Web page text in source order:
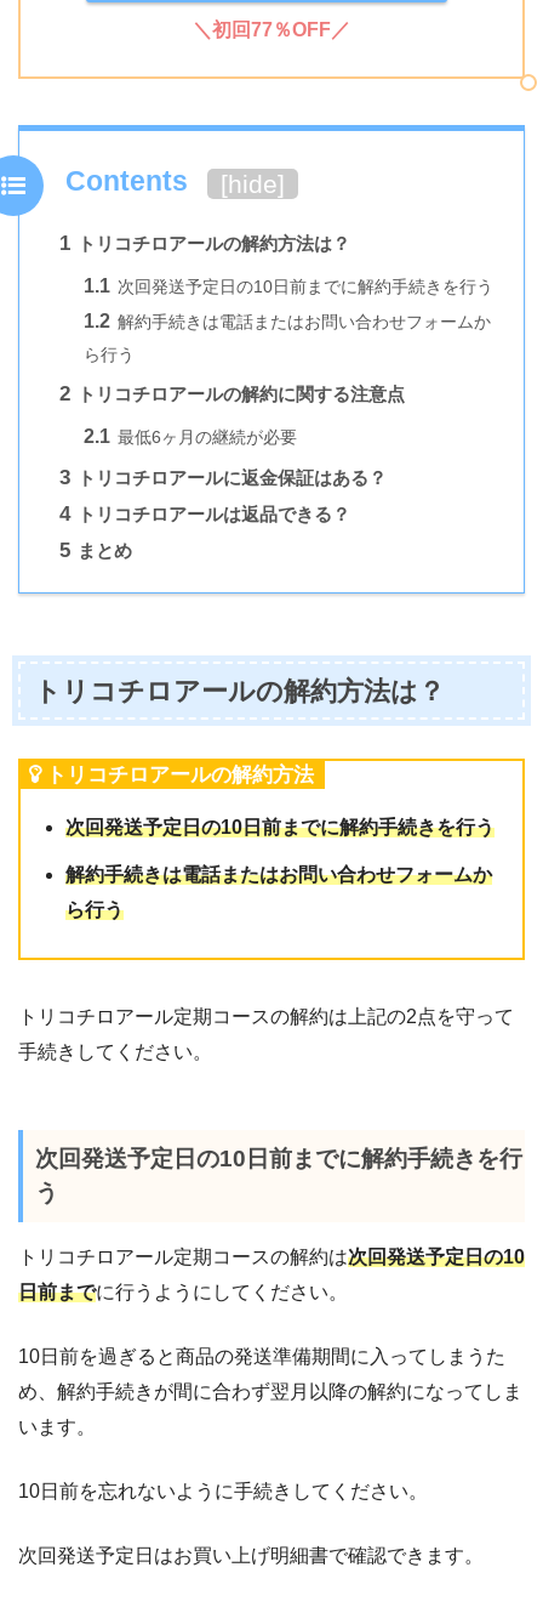
＼初回77％OFF／
Contents [hide]
1 トリコチロアールの解約方法は？
1.1 次回発送予定日の10日前までに解約手続きを行う
1.2 解約手続きは電話またはお問い合わせフォームか
ら行う
2 トリコチロアールの解約に関する注意点
2.1 最低6ヶ月の継続が必要
3 トリコチロアールに返金保証はある？
4 トリコチロアールは返品できる？
5 まとめ
トリコチロアールの解約方法は？
トリコチロアールの解約方法
次回発送予定日の10日前までに解約手続きを行う
解約手続きは電話またはお問い合わせフォームか
ら行う
トリコチロアール定期コースの解約は上記の2点を守って
手続きしてください。
次回発送予定日の10日前までに解約手続きを行
う
トリコチロアール定期コースの解約は次回発送予定日の10
日前までに行うようにしてください。
10日前を過ぎると商品の発送準備期間に入ってしまうた
め、解約手続きが間に合わず翌月以降の解約になってしま
います。
10日前を忘れないように手続きしてください。
次回発送予定日はお買い上げ明細書で確認できます。